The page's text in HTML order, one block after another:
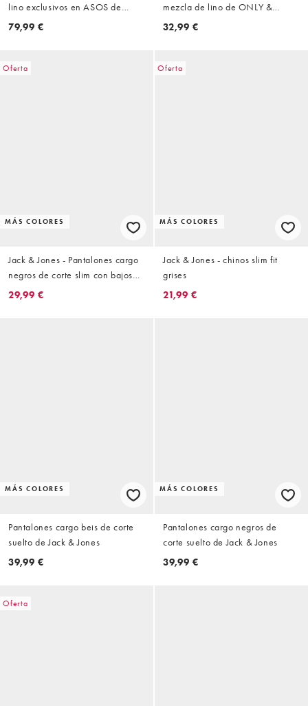
lino exclusivos en ASOS de
Weekday
79,99 €
mezcla de lino de ONLY &
SONS
32,99 €
Oferta
MÁS COLORES
Jack & Jones - Pantalones cargo
negros de corte slim con bajos
ajustados
29,99 €
Oferta
MÁS COLORES
Jack & Jones - chinos slim fit
grises
21,99 €
MÁS COLORES
Pantalones cargo beis de corte
suelto de Jack & Jones
39,99 €
MÁS COLORES
Pantalones cargo negros de
corte suelto de Jack & Jones
39,99 €
Oferta